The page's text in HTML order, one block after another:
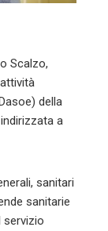
Scalzo,
della
a
sanitari
sanitarie
servizio